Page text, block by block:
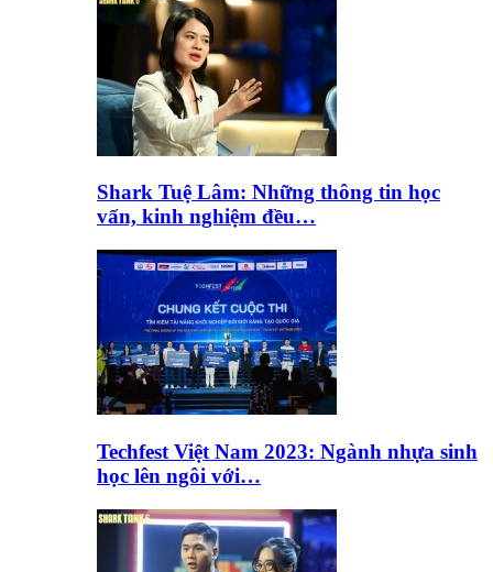
Shark Tuệ Lâm: Những thông tin học
vấn, kinh nghiệm đều…
Techfest Việt Nam 2023: Ngành nhựa sinh
học lên ngôi với…